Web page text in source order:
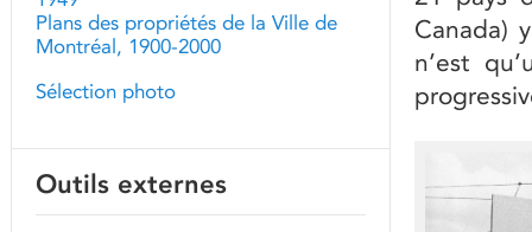
Canada)
n’est
Plans des propriétés de la Ville de
Montréal, 1900-2000
Sélection photo
Outils externes